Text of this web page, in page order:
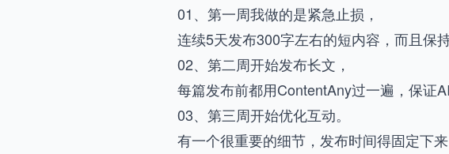
01、第一周我做的是紧急止损，
连续5天发布300字左右的短内容，而且保
02、第二周开始发布长文，
每篇发布前都用ContentAny过一遍，保证
03、第三周开始优化互动。
有一个很重要的细节，发布时间得固定下